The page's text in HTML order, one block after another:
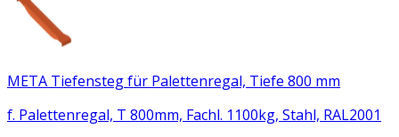
META Tiefensteg für Palettenregal, Tiefe 800 mm
f. Palettenregal, T 800mm, Fachl. 1100kg, Stahl, RAL2001